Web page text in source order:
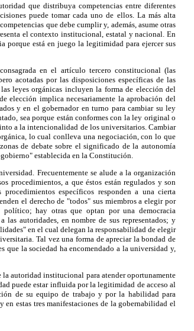
que distribuya competencias entre diferentes
puede tomar cada uno de ellos. La más alta
que debe cumplir y, además, asume otras
el contexto institucional, estatal y nacional. En
porque está en juego la legitimidad para ejercer sus
en el artículo tercero constitucional (las
acotadas por las disposiciones específicas de las
leyes orgánicas incluyen la forma de elección del
elección implica necesariamente la aprobación del
y en el gobernador en turno para cambiar su ley
sea porque están conformes con la ley original o
a la intencionalidad de los universitarios. Cambiar
lo cual conlleva una negociación, con lo que
de debate sobre el significado de la autonomía
establecida en la Constitución.
Frecuentemente se alude a la organización
procedimientos, a que éstos están regulados y son
específicos responden a una cierta
el derecho de "todos" sus miembros a elegir por
político; hay otras que optan por una democracia
autoridades, en nombre de sus representados; y
en el cual delegan la responsabilidad de elegir
Tal vez una forma de apreciar la bondad de
que la sociedad ha encomendado a la universidad y,
autoridad institucional para atender oportunamente
puede estar influida por la legitimidad de acceso al
de su equipo de trabajo y por la habilidad para
estas tres manifestaciones de la gobernabilidad el